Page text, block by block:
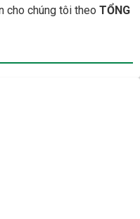
cho chúng tôi theo TỔNG